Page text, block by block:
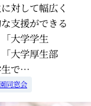
対して幅広く
支援ができる
大学学生
大学厚生部
生で…
同窓会